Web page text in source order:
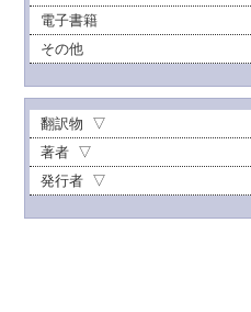
電子書籍
その他
翻訳物
著者
発行者